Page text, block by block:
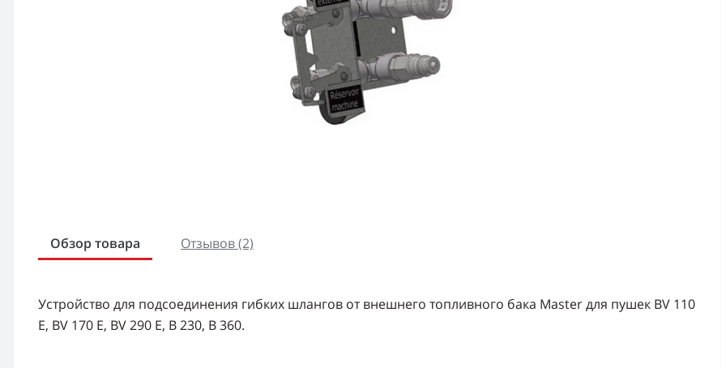
Обзор товара Отзывов (2)
Устройство для подсоединения гибких шлангов от внешнего топливного бака Master для пушек BV 110
E, BV 170 E, BV 290 E, B 230, B 360.